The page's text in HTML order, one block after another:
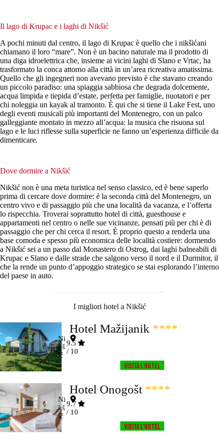
Il lago di Krupac e i laghi di Nikšić
A pochi minuti dal centro, il lago di Krupac è quello che i nikšićani
chiamano il loro “mare”. Non è un bacino naturale ma il prodotto di
una diga idroelettrica che, insieme ai vicini laghi di Slano e Vrtac, ha
trasformato la conca attorno alla città in un’area ricreativa amatissima.
Quello che gli ingegneri non avevano previsto è che stavano creando
un piccolo paradiso: una spiaggia sabbiosa che degrada dolcemente,
acqua limpida e tiepida d’estate, perfetta per famiglie, nuotatori e per
chi noleggia un kayak al tramonto. È qui che si tiene il Lake Fest, uno
degli eventi musicali più importanti del Montenegro, con un palco
galleggiante montato in mezzo all’acqua: la musica che risuona sul
lago e le luci riflesse sulla superficie ne fanno un’esperienza difficile da
dimenticare.
Dove dormire a Nikšić
Nikšić non è una meta turistica nel senso classico, ed è bene saperlo
prima di cercare dove dormire: è la seconda città del Montenegro, un
centro vivo e di passaggio più che una località da vacanza, e l’offerta
lo rispecchia. Troverai soprattutto hotel di città, guesthouse e
appartamenti nel centro o nelle sue vicinanze, pensati più per chi è di
passaggio che per chi cerca il resort. È proprio questo a renderla una
base comoda e spesso più economica delle località costiere: dormendo
a Nikšić sei a un passo dal Monastero di Ostrog, dai laghi balneabili di
Krupac e Slano e dalle strade che salgono verso il nord e il Durmitor, il
che la rende un punto d’appoggio strategico se stai esplorando l’interno
del paese in auto.
I migliori hotel a Nikšić
Hotel Mažijanik ****
Ni
kš
ić
9.5
/ 10
Visita l’HOTEL
Hotel Onogošt ****
Ni
kš
ić
9.7
/ 10
Visita l’HOTEL